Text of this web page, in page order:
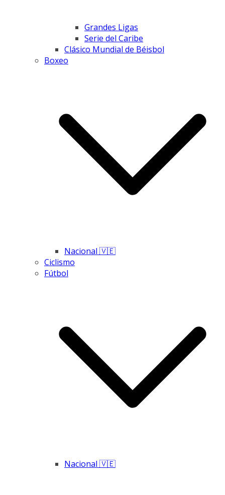
Grandes Ligas
Serie del Caribe
Clásico Mundial de Béisbol
Boxeo
Nacional 🇻🇪
Ciclismo
Fútbol
Nacional 🇻🇪